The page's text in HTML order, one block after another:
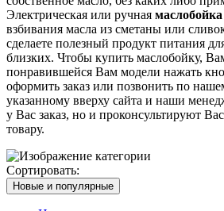
Электрическая или ручная
взбивания масла из сметаны или
сделаете полезный продукт питания
близких. Чтобы купить маслобойку,
понравившейся Вам модели нажать
оформить заказ или позвонить по
указанному вверху сайта и наши
у Вас заказ, но и проконсультируют
товару.
Сортировать:
Новые и популярные